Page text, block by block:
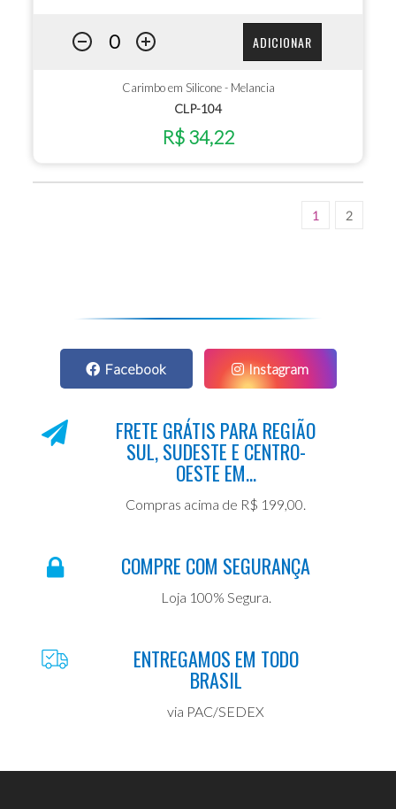
ADICIONAR
Carimbo em Silicone - Melancia
CLP-104
R$ 34,22
1 2
Facebook Instagram
FRETE GRÁTIS PARA REGIÃO
SUL, SUDESTE E CENTRO-
OESTE EM...
Compras acima de R$ 199,00.
COMPRE COM SEGURANÇA
Loja 100% Segura.
ENTREGAMOS EM TODO
BRASIL
via PAC/SEDEX